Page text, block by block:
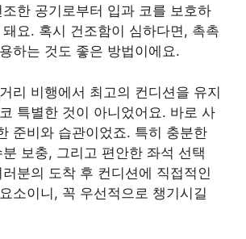
한 공기로부터 입과 코를 보호하
요. 혹시 건조함이 심하다면, 촉촉
하는 것도 좋은 방법이에요.
리 비행에서 최고의 컨디션을 유지
특별한 것이 아니었어요. 바로 사
준비와 습관이었죠. 특히 충분한
보충, 그리고 편안한 좌석 선택
분의 도착 후 컨디션에 직접적인
소이니, 꼭 우선적으로 챙기시길